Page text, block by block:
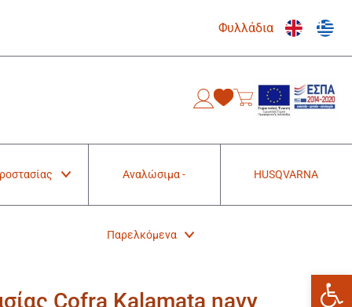
Φυλλάδια
Αναλώσιμα -
Παρελκόμενα
HUSQVARNA
Cofra Kalamata navy